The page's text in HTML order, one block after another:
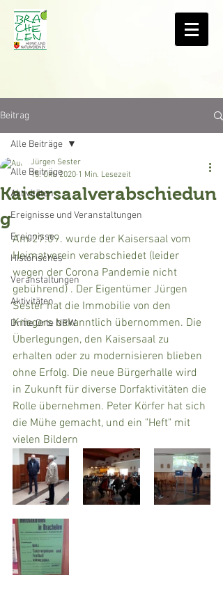
Beitrag
Alle Beiträge
Aktivitäten
Ereignisse und Veranstaltungen
Ereignisse
Historisches
Veranstaltungen
Aktivitäten
Dritte Orte NRW
Alle Beiträge
Kaisersaalverabschiedun
g
Jürgen Sester
15. Okt. 2020 1 Min. Lesezeit
Am 27.09. wurde der Kaisersaal vom
Heimatverein verabschiedet (leider
wegen der Corona Pandemie nicht
gebührend) . Der Eigentümer Jürgen
Sester hat die Immobilie von den
Kriegers bekanntlich übernommen. Die
Überlegungen, den Kaisersaal zu
erhalten oder zu modernisieren blieben
ohne Erfolg. Die neue Bürgerhalle wird
in Zukunft für diverse Dorfaktivitäten die
Rolle übernehmen. Peter Körfer hat sich
die Mühe gemacht, und ein "Heft" mit
vielen Bildern